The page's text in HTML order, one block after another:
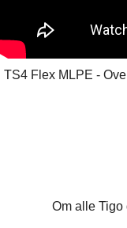
TS4 Flex MLPE -
Om alle Tigo